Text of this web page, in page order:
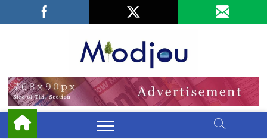
Facebook
LinkedIn